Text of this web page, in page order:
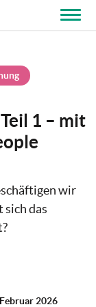
1 – mit
wir
das
2026